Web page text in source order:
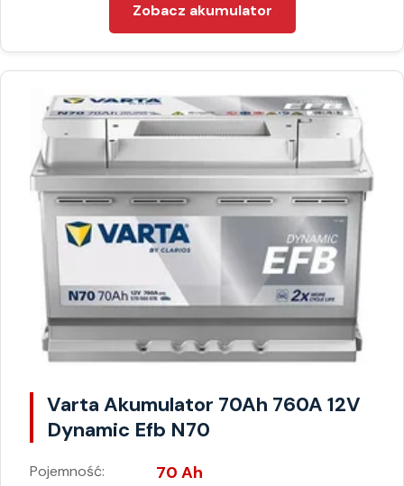
Zobacz akumulator
Varta Akumulator 70Ah 760A 12V
Dynamic Efb N70
Pojemność: 70 Ah